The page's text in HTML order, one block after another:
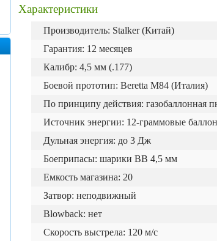
Характеристики
Производитель: Stalker (Китай)
Гарантия: 12 месяцев
Калибр: 4,5 мм (.177)
Боевой прототип: Beretta M84 (Италия)
По принципу действия: газобаллонная
Источник энергии: 12-граммовые
Дульная энергия: до 3 Дж
Боеприпасы: шарики BB 4,5 мм
Емкость магазина: 20
Затвор: неподвижный
Blowback: нет
Скорость выстрела: 120 м/с